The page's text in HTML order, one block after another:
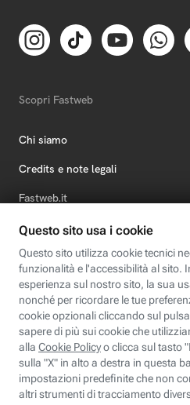
Scopri Fastweb
Chi siamo
Credits e note legali
Fastweb.it
Formazione
Fastweb Digital Academy
STEP FuturAbility District
Insieme, siamo futuro